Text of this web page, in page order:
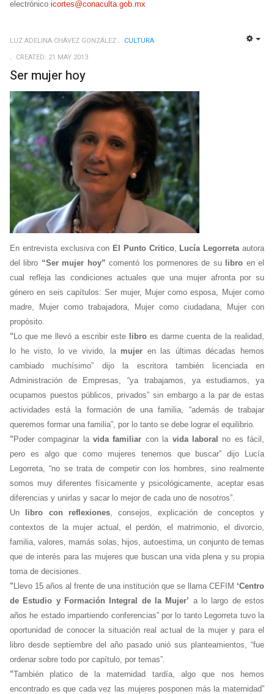
electrónico icortes@conaculta.gob.mx
LUZ ADELINA CHÁVEZ GONZÁLEZ
CULTURA
CREATED: 21 MAY 2013
Ser mujer hoy
En entrevista exclusiva con El Punto Critico, Lucía Legorreta autora
del libro “Ser mujer hoy” comentó los pormenores de su libro en el
cual refleja las condiciones actuales que una mujer afronta por su
género en seis capítulos: Ser mujer, Mujer como esposa, Mujer como
madre, Mujer como trabajadora, Mujer como ciudadana, Mujer con
propósito.
“Lo que me llevó a escribir este libro es darme cuenta de la realidad,
lo he visto, lo ve vivido, la mujer en las últimas décadas hemos
cambiado muchísimo” dijo la escritora también licenciada en
Administración de Empresas, “ya trabajamos, ya estudiamos, ya
ocupamos puestos públicos, privados” sin embargo a la par de estas
actividades está la formación de una familia, “además de trabajar
queremos formar una familia”, por lo tanto se debe lograr el equilibrio.
“Poder compaginar lavida familiar con la vida laboral no es fácil,
pero es algo que como mujeres tenemos que buscar” dijo Lucía
Legorreta, “no se trata de competir con los hombres, sino realmente
somos muy diferentes físicamente y psicológicamente, aceptar esas
diferencias y unirlas y sacar lo mejor de cada uno de nosotros”.
Un libro con reflexiones, consejos, explicación de conceptos y
contextos de la mujer actual, el perdón, el matrimonio, el divorcio,
familia, valores, mamás solas, hijos, autoestima, un conjunto de temas
que de interés para las mujeres que buscan una vida plena y su propia
toma de decisiones.
“Llevo 15 años al frente de una institución que se llama CEFIM ‘Centro
de Estudio y Formación Integral de la Mujer’ a lo largo de estos
años he estado impartiendo conferencias” por lo tanto Legorreta tuvo la
oportunidad de conocer la situación real actual de la mujer y para el
libro desde septiembre del año pasado unió sus planteamientos, “fue
ordenar sobre todo por capítulo, por temas”.
“También platico de la maternidad tardía, algo que nos hemos
encontrado es que cada vez las mujeres posponen más la maternidad”